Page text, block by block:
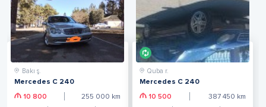
Bakı ş.
Mercedes C 240
10 800 255 000 km
Quba r.
Mercedes C 240
10 500 387 450 km